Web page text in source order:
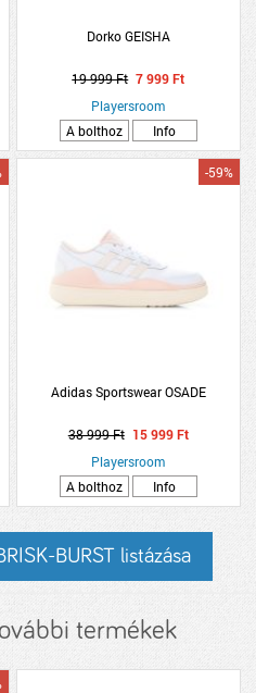
Dorko GEISHA
19 999 Ft 7 999 Ft
Playersroom
A bolthoz
Info
Adidas Sportswear OSADE
-59%
38 999 Ft 15 999 Ft
Playersroom
A bolthoz
Info
BURST listázása
termékek